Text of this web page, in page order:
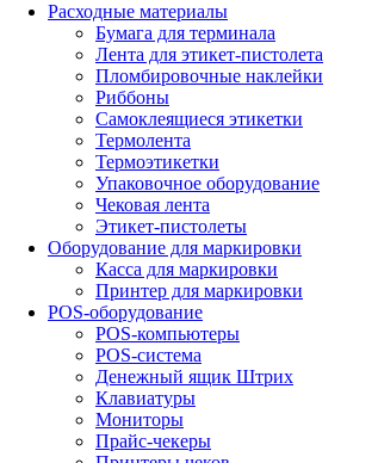
Расходные материалы
Бумага для терминала
Лента для этикет-пистолета
Пломбировочные наклейки
Риббоны
Самоклеящиеся этикетки
Термолента
Термоэтикетки
Упаковочное оборудование
Чековая лента
Этикет-пистолеты
Оборудование для маркировки
Касса для маркировки
Принтер для маркировки
POS-оборудование
POS-компьютеры
POS-система
Денежный ящик Штрих
Клавиатуры
Мониторы
Прайс-чекеры